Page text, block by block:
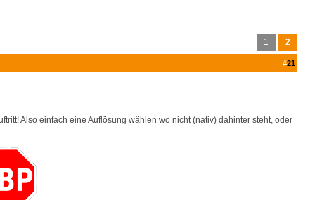
1 2
#21
Also einfach eine Auflösung wählen wo nicht (nativ) dahinter steht, oder